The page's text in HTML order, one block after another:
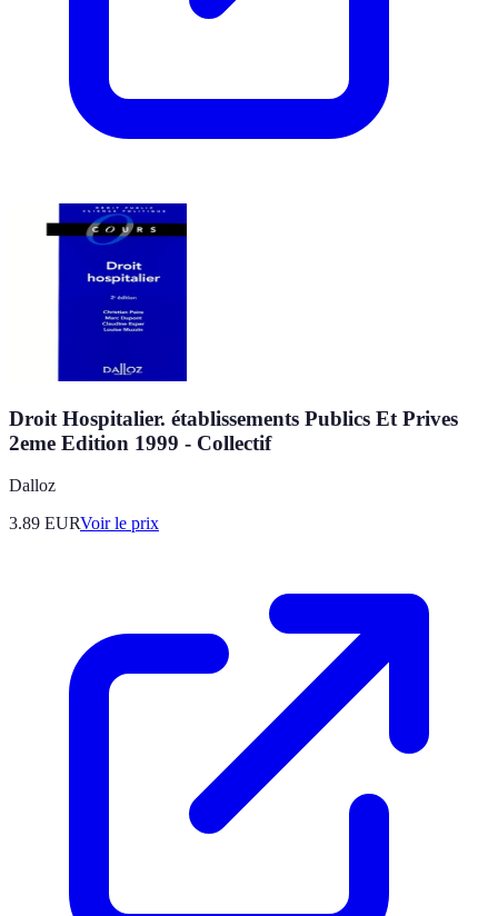
Droit Hospitalier. établissements Publics Et Prives
2eme Edition 1999 - Collectif
Dalloz
3.89 EURVoir le prix